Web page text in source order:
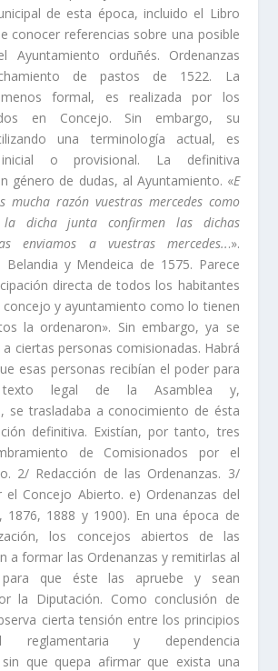
de esta época, incluido el Libro
conocer referencias sobre una posible
Ayuntamiento orduñés. Ordenanzas
de pastos de 1522. La
formal, es realizada por los
en Concejo. Sin embargo, su
una terminologí­a actual, es
inicial o provisional. La definitiva
género de dudas, al Ayuntamiento. «E
mucha razón vuestras mercedes como
la dicha junta confirmen las dichas
enviamos a vuestras mercedes...».
Belandia y Mendeica de 1575. Parece
directa de todos los habitantes
concejo y ayuntamiento como lo tienen
la ordenaron». Sin embargo, ya se
ciertas personas comisionadas. Ha­brá
esas personas recibí­an el poder para
legal de la Asamblea y,
se trasladaba a conocimiento de ésta
definitiva. Existí­an, por tanto, tres
de Comisionados por el
2/ Redacción de las Ordenanzas. 3/
el Concejo Abierto. e) Ordenanzas del
1876, 1888 y 1900). En una época de
los concejos abiertos de las
a formar las Ordenanzas y remitirlas al
para que éste las apruebe y sean
la Diputación. Como conclusión de
cierta tensión entre los princi­pios
reglamentaria y dependencia
sin que quepa afir­mar que exista una